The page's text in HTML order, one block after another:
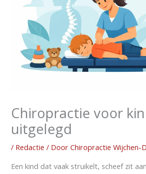
Chiropractie voor
uitgelegd
/ Redactie / DoorChiropractie Wijchen-
Een kind dat vaak struikelt, scheef zit